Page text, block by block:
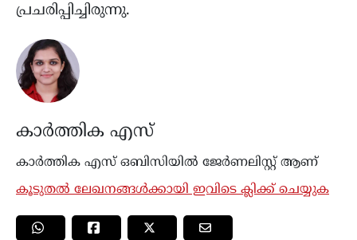
പ്രചരിപ്പിച്ചിരുന്നു.
കാർത്തിക എസ്
കാര്‍ത്തിക എസ് ഒബിസിയിൽ ജേർണലിസ്റ്റ് ആണ്
കൂടുതൽ ലേഖനങ്ങൾക്കായി ഇവിടെ ക്ലിക്ക് ചെയ്യുക